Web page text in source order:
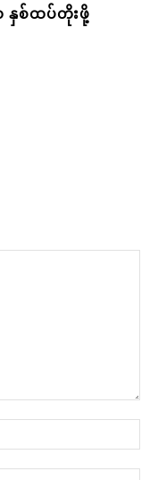
နှစ်ထပ်တိုးဖို့